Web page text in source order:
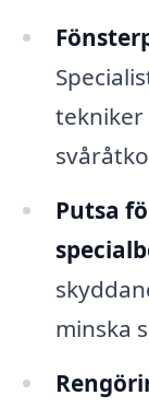
tekniker
Putsa
minska